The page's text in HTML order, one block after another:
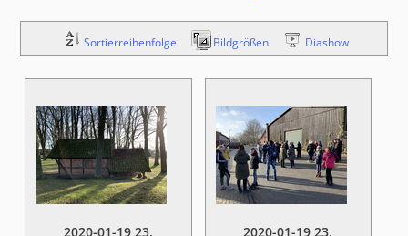
Sortierreihenfolge Bildgrößen Diashow
2020-01-19 23.
2020-01-19 23.